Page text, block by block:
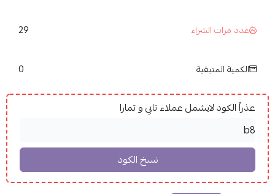
عدد مرات الشراء 29
الكمية المتبقية 0
عذراً الكود لايشمل عملاء تابي و تمارا